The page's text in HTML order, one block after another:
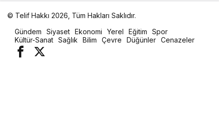
© Telif Hakkı 2026, Tüm Hakları Saklıdır.
oto
kiralama
parça
eşya
Gündem Siyaset Ekonomi Yerel Eğitim
Spor
Kültür-Sanat Sağlık Bilim Çevre Düğünler Cenazeler